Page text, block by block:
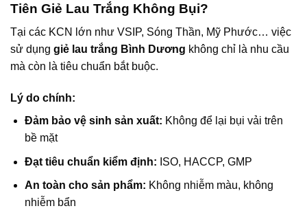
Tiên Giẻ Lau Trắng Không Bụi?
Tại các KCN lớn như VSIP, Sóng Thần, Mỹ Phước… việc
sử dụng giẻ lau trắng Bình Dương không chỉ là nhu cầu
mà còn là tiêu chuẩn bắt buộc.
Lý do chính:
Đảm bảo vệ sinh sản xuất: Không để lại bụi vải trên
bề mặt
Đạt tiêu chuẩn kiểm định: ISO, HACCP, GMP
An toàn cho sản phẩm: Không nhiễm màu, không
nhiễm bẩn